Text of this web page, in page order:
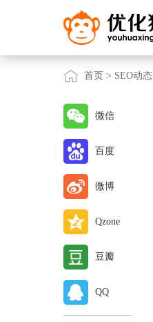
首页 > SEO动态
微信
百度
微博
Qzone
豆瓣
QQ